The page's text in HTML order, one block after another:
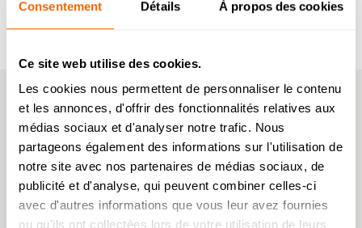
Consentement Détails À propos des cookies
Ce site web utilise des cookies.
Les cookies nous permettent de personnaliser le contenu
et les annonces, d'offrir des fonctionnalités relatives aux
médias sociaux et d'analyser notre trafic. Nous
partageons également des informations sur l'utilisation de
notre site avec nos partenaires de médias sociaux, de
publicité et d'analyse, qui peuvent combiner celles-ci
avec d'autres informations que vous leur avez fournies
ou qu'ils ont collectées lors de votre utilisation de leurs
Samedi 25 avril – 4ᵉ édition du
EXALT Festival : « Franchir l’éclat »
ACTUALITÉS
Admission 2026
Bachelor Management Innovation et
Humanités : reprise de l’étude des
dossiers de candidature à partir du 26
août.